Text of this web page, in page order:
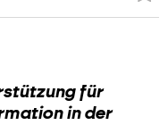
für
in der